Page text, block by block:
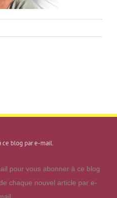
ce blog par e-mail.
pour vous abonner à ce blog
chaque nouvel article par e-